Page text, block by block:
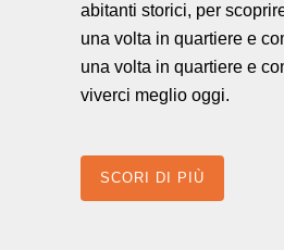
abitanti storici, per
una volta in quartiere e
una volta in quartiere e
viverci meglio oggi.
SCORI DI PIÙ